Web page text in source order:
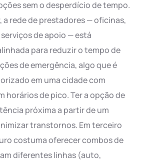
sem o desperdício de tempo.
a rede de prestadores — oficinas,
de apoio — está
para reduzir o tempo de
de emergência, algo que é
em uma cidade com
horários de pico. Ter a opção de
próxima a partir de um
transtornos. Em terceiro
costuma oferecer combos de
diferentes linhas (auto,